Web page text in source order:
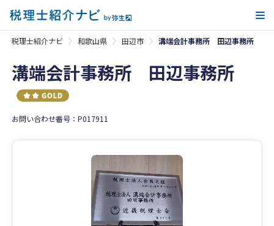
税理士紹介ナビ 和歌山県 田辺市 溝端会計事務所 田辺事務所
溝端会計事務所 田辺事務所
お問い合わせ番号：P017911